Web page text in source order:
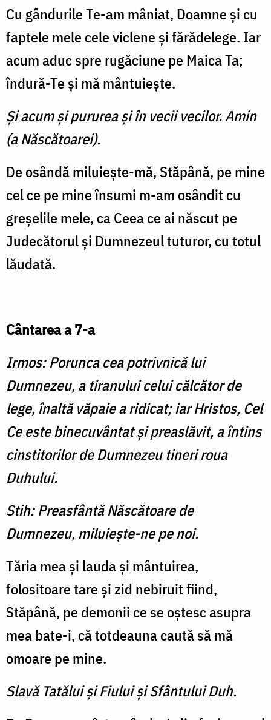
Cu gândurile Te-am mâniat, Doamne şi cu
faptele mele cele viclene şi fărădelege. Iar
acum aduc spre rugăciune pe Maica Ta;
îndură-Te şi mă mântuieşte.
Şi acum şi pururea şi în vecii vecilor. Amin
(a Născătoarei).
De osândă miluieşte-mă, Stăpână, pe mine
cel ce pe mine însumi m-am osândit cu
greşelile mele, ca Ceea ce ai născut pe
Judecătorul şi Dumnezeul tuturor, cu totul
lăudată.
Cântarea a 7-a
Irmos: Porunca cea potrivnică lui
Dumnezeu, a tiranului celui călcător de
lege, înaltă văpaie a ridicat; iar Hristos, Cel
Ce este binecuvântat şi preaslăvit, a întins
cinstitorilor de Dumnezeu tineri roua
Duhului.
Stih: Preasfântă Născătoare de
Dumnezeu, miluieşte-ne pe noi.
Tăria mea şi lauda şi mântuirea,
folositoare tare şi zid nebiruit fiind,
Stăpână, pe demonii ce se oştesc asupra
mea bate-i, că totdeauna caută să mă
omoare pe mine.
Slavă Tatălui şi Fiului şi Sfântului Duh.